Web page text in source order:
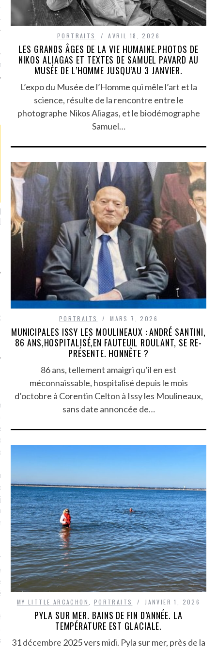
ARCACHON
LA PHOTO
ATTACHÉS À LA
DE L’AMBASSADE
À PARIS. POURQUOI
? POUR QUI ?
UN GRONDIN FOURRÉ AUX
CHAMPIGNONS ET AUX
LARDONS DANS LA HALLE
DE DAX. ET POURQUOI PAS
?
MES DERNIERS
SUR FACEBOOK
QUI MARCHE
conquis mais en
Je ne suis pas une
je le garde pour ce
je sens, j’entends, je
goûte et ceux que je
! Marcheuse des villes,
des ruines et des
qui Marche: pousseuse
cochère ou pas. Mais
pas d’interdit. Vélo,
bateau…
incite à un autre regard
curiosité. C’est un
PORTRAITS AVRIL 18, 2026
LES GRANDS ÂGES DE LA VIE HUMAINE.PHOTOS DE
NIKOS ALIAGAS ET TEXTES DE SAMUEL PAVARD AU
MUSÉE DE L’HOMME JUSQU’AU 3 JANVIER.
L’expo du Musée de l’Homme qui mêle l’art et la
science, résulte de la rencontre entre le
photographe Nikos Aliagas, et le biodémographe
Samuel…
PORTRAITS MARS 7, 2026
MUNICIPALES ISSY LES MOULINEAUX : ANDRÉ SANTINI,
86 ANS,HOSPITALISÉ,EN FAUTEUIL ROULANT, SE RE-
PRÉSENTE. HONNÊTE ?
86 ans, tellement amaigri qu’il en est
méconnaissable, hospitalisé depuis le mois
d’octobre à Corentin Celton à Issy les Moulineaux,
sans date annoncée de…
MY LITTLE ARCACHON PORTRAITS JANVIER 1, 2026
PYLA SUR MER. BAINS DE FIN D’ANNÉE. LA
TEMPÉRATURE EST GLACIALE.
31 décembre 2025 vers midi. Pyla sur mer, près de la